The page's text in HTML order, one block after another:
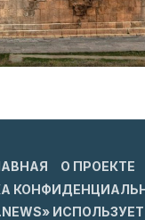
О ПРОЕКТЕ
ИСПОЛЬЗУЕТ